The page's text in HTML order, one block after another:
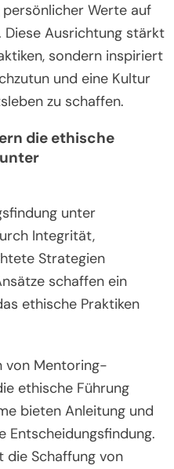
Werte auf
Diese Ausrichtung stärkt
sondern inspiriert
und eine Kultur
zu schaffen.
die ethische
unter
Integrität,
Strategien
schaffen ein
ethische Praktiken
von Mentoring-
ethische Führung
bieten Anleitung und
Entscheidungsfindung.
die Schaffung von